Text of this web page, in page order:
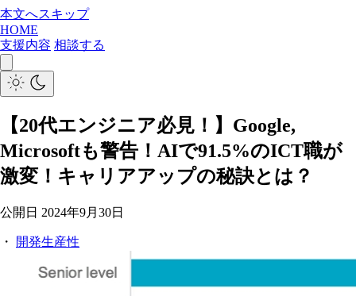
本文へスキップ
HOME
支援内容 相談する
【20代エンジニア必見！】Google,
Microsoftも警告！AIで91.5%のICT職が
激変！キャリアアップの秘訣とは？
公開日 2024年9月30日
・ 開発生産性